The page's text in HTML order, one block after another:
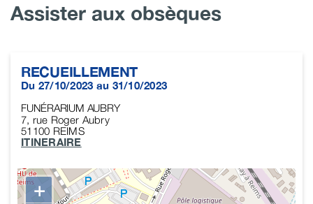
Assister aux obsèques
RECUEILLEMENT
Du 27/10/2023 au 31/10/2023
FUNÉRARIUM AUBRY
7, rue Roger Aubry
51100 REIMS
ITINERAIRE
+